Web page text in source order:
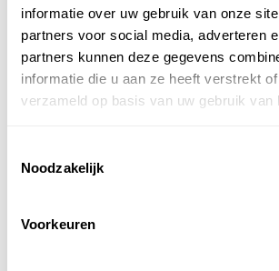
informatie over uw gebruik van onze
partners voor social media, adverteren
partners kunnen deze gegevens
informatie die u aan ze heeft verstrekt
verzameld op basis van uw gebruik van
Noodzakelijk
Voorkeuren
© Camp Ripan
The King's Trail -
Ga mee op een 7-daagse
Zweeds Lapland voor een